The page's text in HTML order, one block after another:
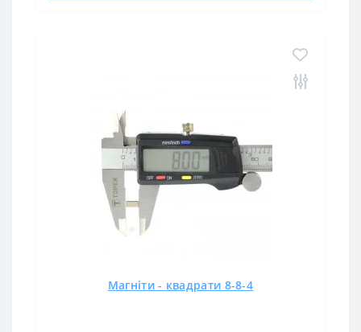
Магніти - квадрати 8-8-4